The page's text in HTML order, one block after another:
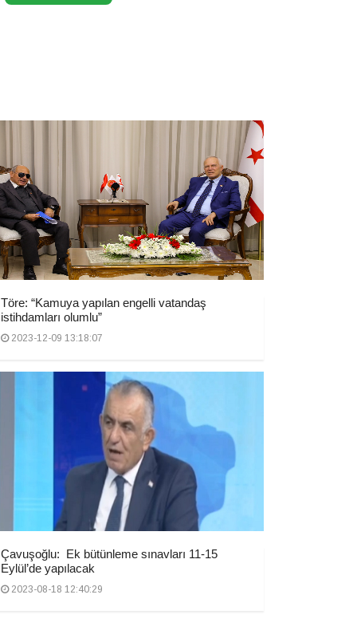
Töre: “Kamuya yapılan engelli vatandaş
istihdamları olumlu”
2023-12-09 13:18:07
Çavuşoğlu: Ek bütünleme sınavları 11-15
Eylül’de yapılacak
2023-08-18 12:40:29